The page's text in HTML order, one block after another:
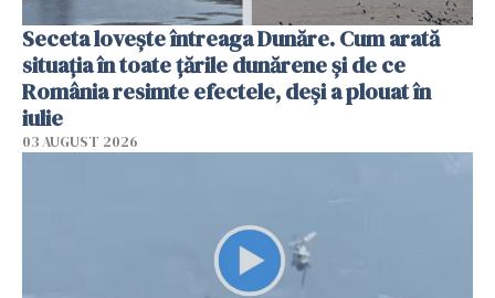
Seceta lovește întreaga Dunăre. Cum arată
situația în toate țările dunărene și de ce
România resimte efectele, deși a plouat în
iulie
03 AUGUST 2026